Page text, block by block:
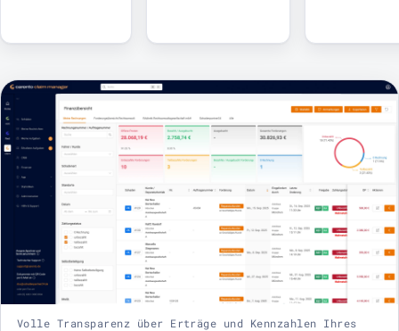
Volle Transparenz über Erträge und Kennzahlen Ihres